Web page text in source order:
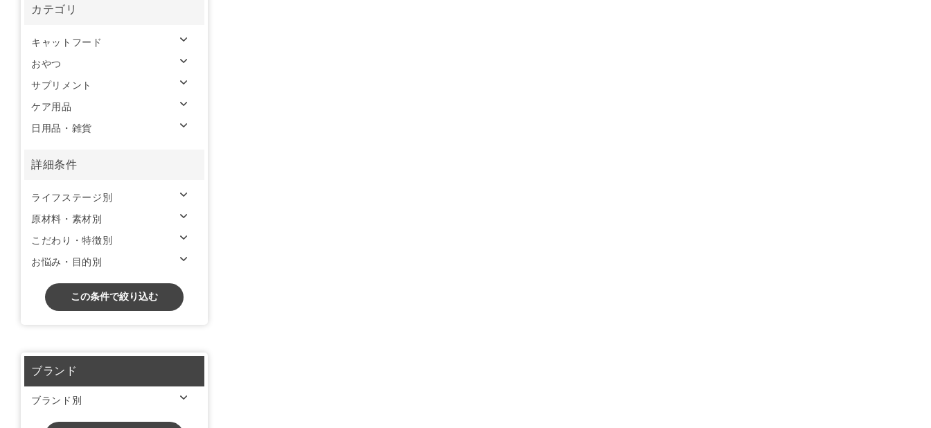
カテゴリ
キャットフード
おやつ
サプリメント
ケア用品
日用品・雑貨
詳細条件
ライフステージ別
原材料・素材別
こだわり・特徴別
お悩み・目的別
この条件で絞り込む
ブランド
ブランド別